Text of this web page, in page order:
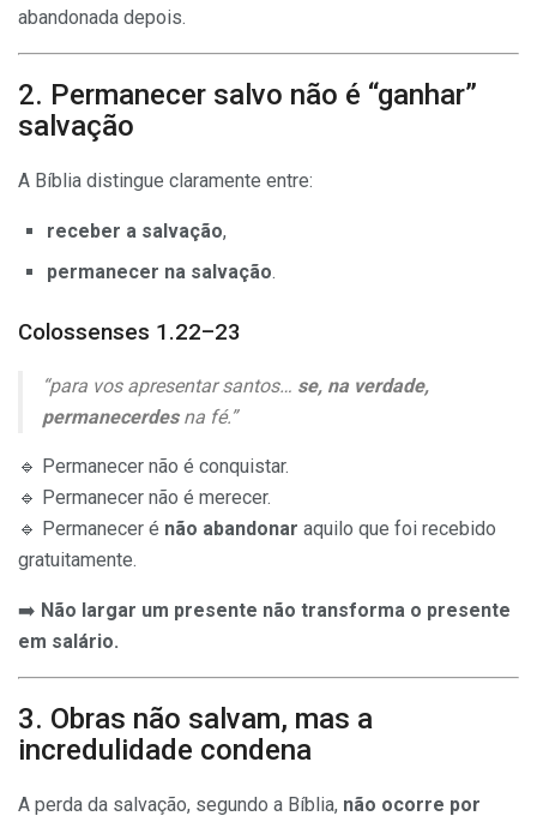
abandonada depois.
2. Permanecer salvo não é “ganhar”
salvação
A Bíblia distingue claramente entre:
receber a salvação,
permanecer na salvação.
Colossenses 1.22–23
“para vos apresentar santos… se, na verdade,
permanecerdesna fé.”
🔹 Permanecer não é conquistar.
🔹 Permanecer não é merecer.
🔹 Permanecer é não abandonar aquilo que foi recebido
gratuitamente.
➡️ Não largar um presente não transforma o presente
em salário.
3. Obras não salvam, mas a
incredulidade condena
A perda da salvação, segundo a Bíblia, não ocorre por